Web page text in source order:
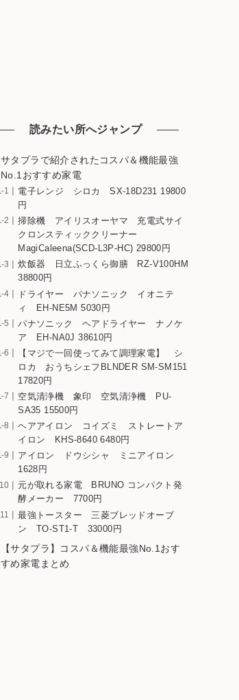
読みたい所へジャンプ
サタプラで紹介されたコスパ＆機能最強
No.1おすすめ家電
電子レンジ シロカ SX-18D231 19800
円
掃除機 アイリスオーヤマ 充電式サイ
クロンスティッククリーナー
MagiCaleena(SCD-L3P-HC) 29800円
炊飯器 日立ふっくら御膳 RZ-V100HM
38800円
ドライヤー パナソニック イオニテ
ィ EH-NE5M 5030円
パナソニック ヘアドライヤー ナノケ
ア EH-NA0J 38610円
【マジで一回使ってみて調理家電】 シ
ロカ おうちシェフBLNDER SM-SM151
17820円
空気清浄機 象印 空気清浄機 PU-
SA35 15500円
ヘアアイロン コイズミ ストレートア
イロン KHS-8640 6480円
アイロン ドウシシャ ミニアイロン
1628円
元が取れる家電 BRUNO コンパクト発
酵メーカー 7700円
最強トースター 三菱ブレッドオーブ
ン TO-ST1-T 33000円
【サタプラ】コスパ＆機能最強No.1おす
すめ家電まとめ